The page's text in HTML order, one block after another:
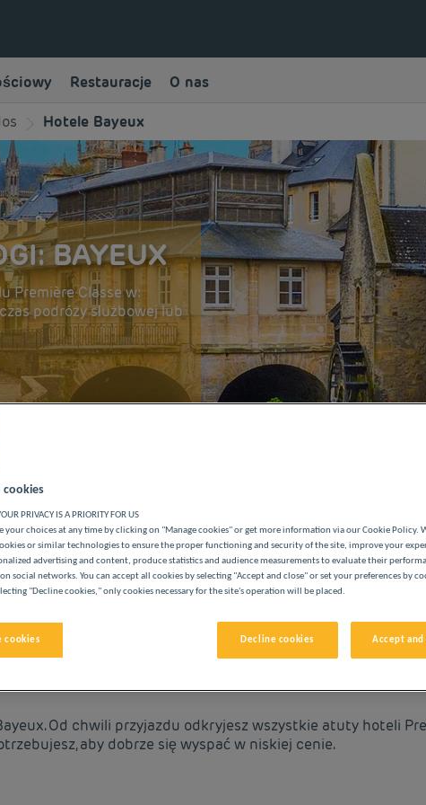
Restauracje O nas
Hotele Bayeux
BAYEUX
Première Classe w:
podróży służbowej lub
HOTELACH PREMIÈRE CLASSE
W NISKICH CENACH
Od chwili przyjazdu odkryjesz wszystkie atuty hoteli
aby dobrze się wyspać w niskiej cenie.
cookies
PRIVACY IS A PRIORITY FOR US
your choices at any time by clicking on "Manage cookies" or get more information via our Cookie Policy.
or similar technologies to ensure the proper functioning and security of the site, improve your
advertising and content, produce statistics and audience measurements to evaluate their
social networks. You can accept all cookies by selecting "Accept and close" or set your preferences by
"Decline cookies," only cookies necessary for the site's operation will be placed.
cookies Decline cookies Accept and